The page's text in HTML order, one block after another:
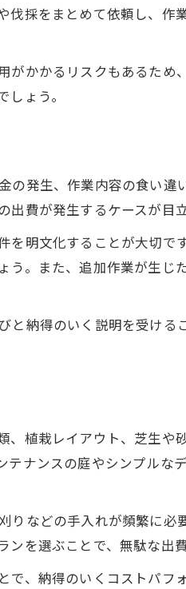
ポイント
園業者探し
できる造園業者
は何か
と内訳を解説
トに与える影響
造園費用
理解しよう
採をまとめて依頼し、作
かかるリスクもあるため
ょう。
発生、作業内容の食い違
費が発生するケースが目立
明文化することが大切で
。また、追加作業が生じ
納得のいく説明を受ける
植栽レイアウト、芝生や
ナンスの庭やシンプルな
などの手入れが頻繁に必
を選ぶことで、無駄な出
、納得のいくコストパフ